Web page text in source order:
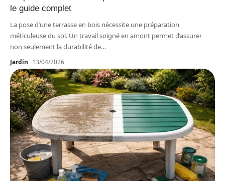
le guide complet
La pose d’une terrasse en bois nécessite une préparation
méticuleuse du sol. Un travail soigné en amont permet d’assurer
non seulement la durabilité de…
Jardin 13/04/2026